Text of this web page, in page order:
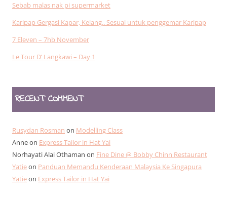
Sebab malas nak pi supermarket
Karipap Gergasi Kapar, Kelang.. Sesuai untuk penggemar Karipap
7 Eleven – 7hb November
Le Tour D’ Langkawi – Day 1
RECENT COMMENT
Rusydan Rosman on Modelling Class
Anneon Express Tailor in Hat Yai
Norhayati Alai Othaman on Fine Dine @ Bobby Chinn Restaurant
Yatieon Panduan Memandu Kenderaan Malaysia Ke Singapura
Yatieon Express Tailor in Hat Yai